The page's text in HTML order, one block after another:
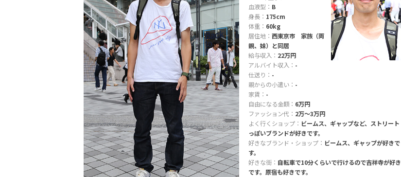
血液型： B
身長： 175cm
体重： 60kg
居住地： 西東京市 家族（両
親、妹）と同居
給与収入： 22万円
アルバイト収入： -
仕送り： -
親からの小遣い： -
家賃： -
自由になる金額： 6万円
ファッション代： 2万〜3万円
よく行くショップ： ビームス、ギャップなど、ストリート
っぽいブランドが好きです。
好きなブランド・ショップ： ビームス、ギャップが好きで
す。
好きな街： 自転車で10分くらいで行けるので吉祥寺が好き
です。原宿も好きです。